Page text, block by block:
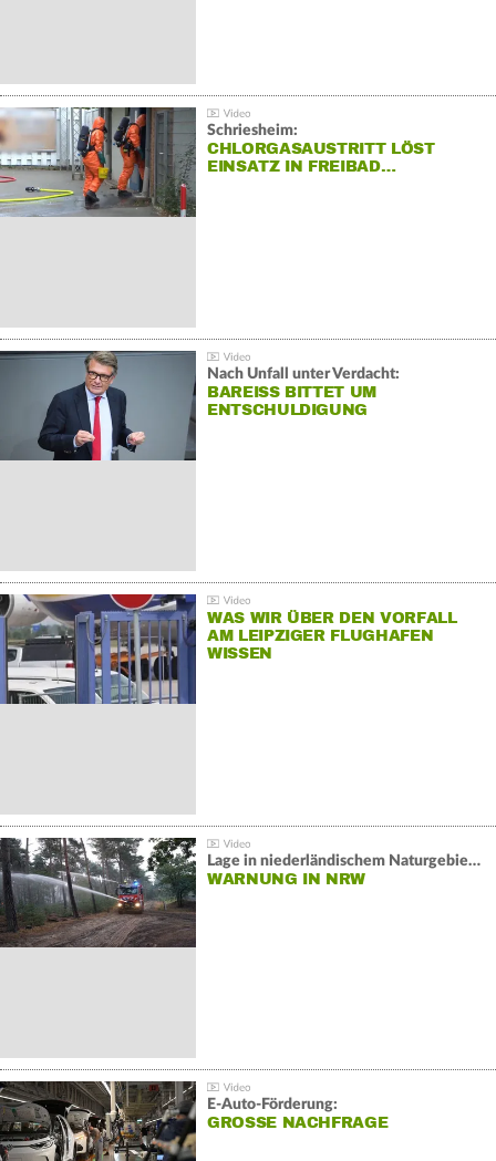
Schriesheim:
CHLORGASAUSTRITT LÖST
EINSATZ IN FREIBAD…
Nach Unfall unter Verdacht:
BAREISS BITTET UM E
NTSCHULDIGUNG
WAS WIR ÜBER DEN VORFALL
AM LEIPZIGER FLUGHAFEN
WISSEN
Lage in niederländischem Naturgebiet stabil
WARNUNG IN NRW
E-Auto-Förderung:
GROSSE NACHFRAGE